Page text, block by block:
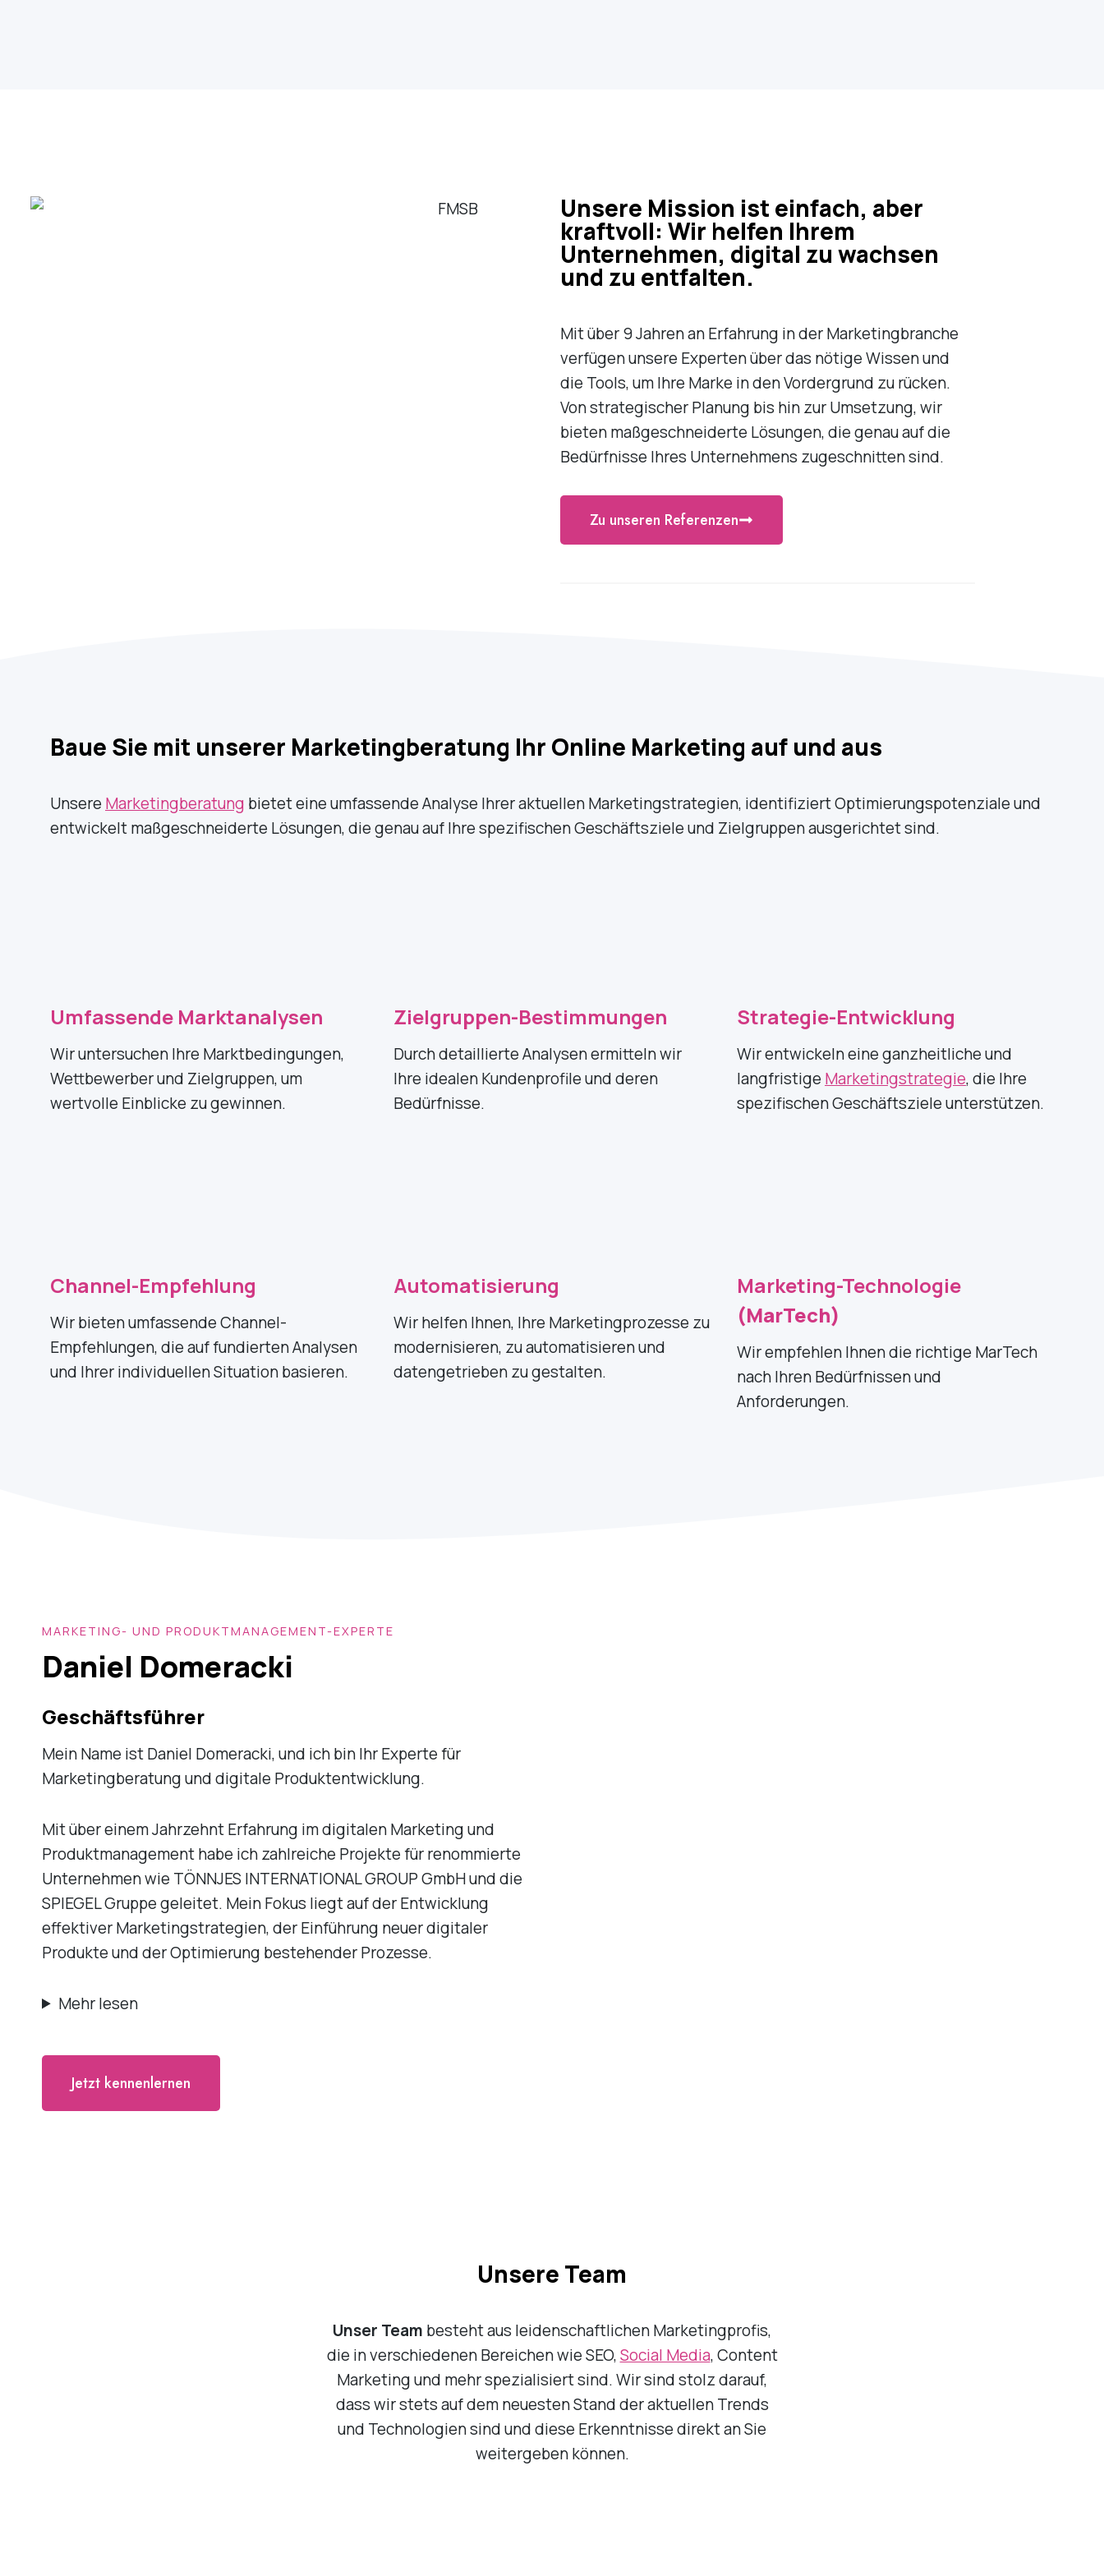
Unsere Mission ist einfach, aber
kraftvoll: Wir helfen Ihrem
Unternehmen, digital zu wachsen
und zu entfalten.
Mit über 9 Jahren an Erfahrung in der Marketingbranche
verfügen unsere Experten über das nötige Wissen und
die Tools, um Ihre Marke in den Vordergrund zu rücken.
Von strategischer Planung bis hin zur Umsetzung, wir
bieten maßgeschneiderte Lösungen, die genau auf die
Bedürfnisse Ihres Unternehmens zugeschnitten sind.
Zu unseren Referenzen
Baue Sie mit unserer Marketingberatung Ihr Online Marketing auf und aus
Unsere Marketingberatung bietet eine umfassende Analyse Ihrer aktuellen Marketingstrategien, identifiziert Optimierungspotenziale und
entwickelt maßgeschneiderte Lösungen, die genau auf Ihre spezifischen Geschäftsziele und Zielgruppen ausgerichtet sind.
Umfassende Marktanalysen
Wir untersuchen Ihre Marktbedingungen,
Wettbewerber und Zielgruppen, um
wertvolle Einblicke zu gewinnen.
Zielgruppen-Bestimmungen
Durch detaillierte Analysen ermitteln wir
Ihre idealen Kundenprofile und deren
Bedürfnisse.
Strategie-Entwicklung
Wir entwickeln eine ganzheitliche und
langfristige Marketingstrategie, die Ihre
spezifischen Geschäftsziele unterstützen.
Channel-Empfehlung
Wir bieten umfassende Channel-
Empfehlungen, die auf fundierten Analysen
und Ihrer individuellen Situation basieren.
Automatisierung
Wir helfen Ihnen, Ihre Marketingprozesse zu
modernisieren, zu automatisieren und
datengetrieben zu gestalten.
Marketing-Technologie
(MarTech)
Wir empfehlen Ihnen die richtige MarTech
nach Ihren Bedürfnissen und
Anforderungen.
MARKETING- UND PRODUKTMANAGEMENT-EXPERTE
Daniel Domeracki
Geschäftsführer
Mein Name ist Daniel Domeracki, und ich bin Ihr Experte für
Marketingberatung und digitale Produktentwicklung.
Mit über einem Jahrzehnt Erfahrung im digitalen Marketing und
Produktmanagement habe ich zahlreiche Projekte für renommierte
Unternehmen wie TÖNNJES INTERNATIONAL GROUP GmbH und die
SPIEGEL Gruppe geleitet. Mein Fokus liegt auf der Entwicklung
effektiver Marketingstrategien, der Einführung neuer digitaler
Produkte und der Optimierung bestehender Prozesse.
Mehr lesen
Jetzt kennenlernen
Unsere Team
Unser Team besteht aus leidenschaftlichen Marketingprofis,
die in verschiedenen Bereichen wie SEO,Social Media, Content
Marketing und mehr spezialisiert sind. Wir sind stolz darauf,
dass wir stets auf dem neuesten Stand der aktuellen Trends
und Technologien sind und diese Erkenntnisse direkt an Sie
weitergeben können.